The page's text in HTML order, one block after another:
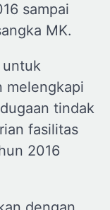
sampai
MK.
untuk
melengkapi
tindak
fasilitas
2016